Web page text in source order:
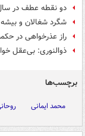
دو نقطه عطف در سال
شگرد شغالان و
راز عذرخواهی در
ذوالنوری: بی‌عقل
برچسب‌ها
محمد ایمانی